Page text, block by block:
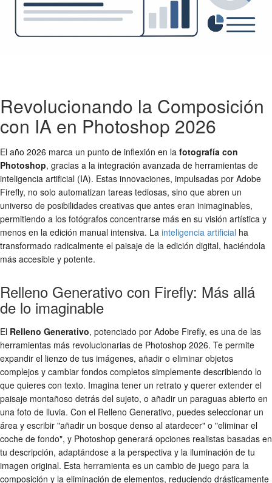
Revolucionando la Composición
con IA en Photoshop 2026
El año 2026 marca un punto de inflexión en la fotografía con
Photoshop, gracias a la integración avanzada de herramientas de
inteligencia artificial (IA). Estas innovaciones, impulsadas por Adobe
Firefly, no solo automatizan tareas tediosas, sino que abren un
universo de posibilidades creativas que antes eran inimaginables,
permitiendo a los fotógrafos concentrarse más en su visión artística y
menos en la edición manual intensiva. La inteligencia artificial ha
transformado radicalmente el paisaje de la edición digital, haciéndola
más accesible y potente.
Relleno Generativo con Firefly: Más allá
de lo imaginable
El Relleno Generativo, potenciado por Adobe Firefly, es una de las
herramientas más revolucionarias de Photoshop 2026. Te permite
expandir el lienzo de tus imágenes, añadir o eliminar objetos
complejos y cambiar fondos completos simplemente describiendo lo
que quieres con texto. Imagina tener un retrato y querer extender el
paisaje montañoso detrás del sujeto, o añadir un paraguas abierto en
una foto de lluvia. Con el Relleno Generativo, puedes seleccionar un
área y escribir "añadir un bosque denso al atardecer" o "eliminar el
coche de fondo", y Photoshop generará opciones realistas basadas en
tu descripción, adaptándose a la perspectiva y la iluminación de tu
imagen original. Esta herramienta es un cambio de juego para la
composición y la eliminación de elementos, reduciendo drásticamente